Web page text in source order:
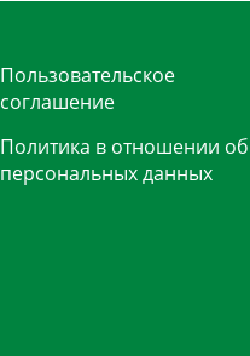
Пользовательское
соглашение
Политика в отношении
персональных данных